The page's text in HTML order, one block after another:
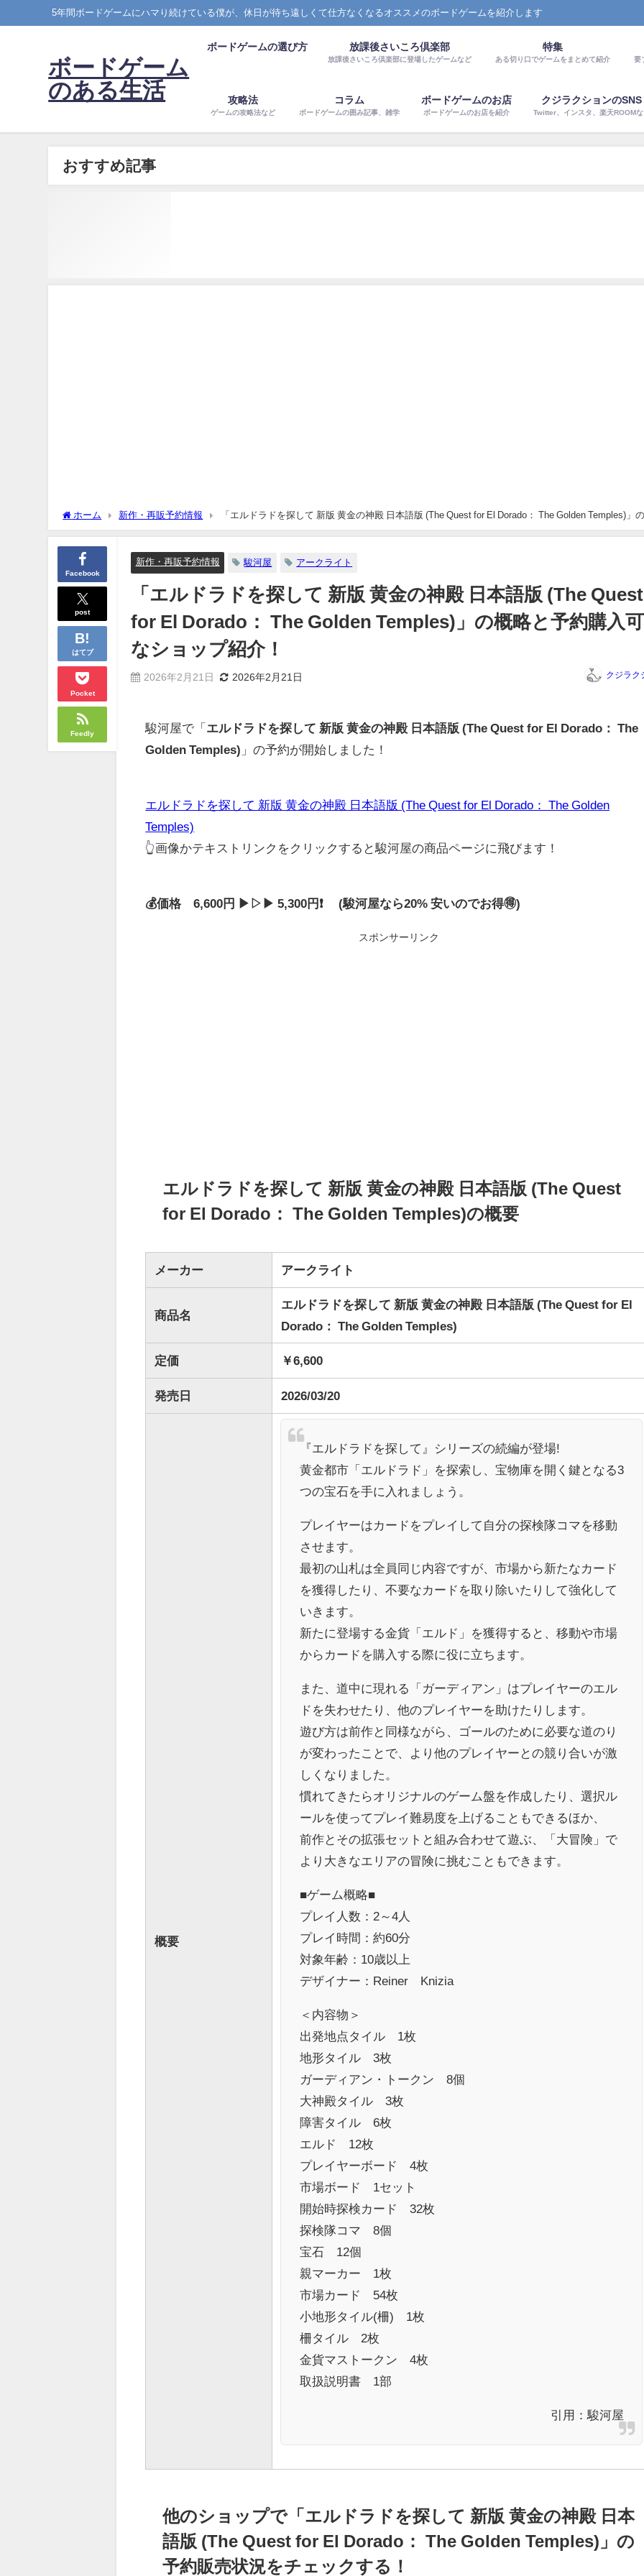
5年間ボードゲームにハマり続けている僕が、休日が待ち遠しくて仕方なくなるオススメのボードゲームを紹介します
ボードゲーム
のある生活
ボードゲームの選び方 放課後さいころ倶楽部
放課後さいころ倶楽部に登場したゲームなど
特集
ある切り口でゲームをまとめて紹介 要
攻略法
ゲームの攻略法など
コラム
ボードゲームの囲み記事、雑学
ボードゲームのお店
ボードゲームのお店を紹介
クジラクションのSNS
Twitter、インスタ、楽天ROOM
おすすめ記事
ホーム 新作・再販予約情報
「エルドラドを探して 新版 黄金の神殿 日本語版 (The Quest for El Dorado： The Golden Temples)」
と予約購入可能なショップ紹介！
Facebook
post
はてブ
Pocket
Feedly
新作・再販予約情報 駿河屋 アークライト
「エルドラドを探して 新版 黄金の神殿 日本語版 (The Quest
for El Dorado： The Golden Temples)」の概略と予約購入
なショップ紹介！
2026年2月21日 2026年2月21日 クジラク
駿河屋で「 エルドラドを探して 新版 黄金の神殿 日本語版 (The Quest for El Dorado： The
Golden Temples) 」の予約が開始しました！
エルドラドを探して 新版 黄金の神殿 日本語版 (The Quest for El Dorado： The Golden
Temples)
👆画像かテキストリンクをクリックすると駿河屋の商品ページに飛びます！
💰価格 6,600円 ▶▷▶ 5,300円❗ (駿河屋なら20% 安いのでお得🉐)
スポンサーリンク
エルドラドを探して 新版 黄金の神殿 日本語版 (The Quest
for El Dorado： The Golden Temples)の概要
メーカー アークライト
商品名
エルドラドを探して 新版 黄金の神殿 日本語版 (The Quest for El
Dorado： The Golden Temples)
定価 ￥6,600
発売日 2026/03/20
概要
『エルドラドを探して』シリーズの続編が登場!
黄金都市「エルドラド」を探索し、宝物庫を開く鍵となる3
つの宝石を手に入れましょう。
プレイヤーはカードをプレイして自分の探検隊コマを移動
させます。
最初の山札は全員同じ内容ですが、市場から新たなカード
を獲得したり、不要なカードを取り除いたりして強化して
いきます。
新たに登場する金貨「エルド」を獲得すると、移動や市場
からカードを購入する際に役に立ちます。
また、道中に現れる「ガーディアン」はプレイヤーのエル
ドを失わせたり、他のプレイヤーを助けたりします。
遊び方は前作と同様ながら、ゴールのために必要な道のり
が変わったことで、より他のプレイヤーとの競り合いが激
しくなりました。
慣れてきたらオリジナルのゲーム盤を作成したり、選択ル
ールを使ってプレイ難易度を上げることもできるほか、
前作とその拡張セットと組み合わせて遊ぶ、「大冒険」で
より大きなエリアの冒険に挑むこともできます。
■ゲーム概略■
プレイ人数：2～4人
プレイ時間：約60分
対象年齢：10歳以上
デザイナー：Reiner Knizia
＜内容物＞
出発地点タイル 1枚
地形タイル 3枚
ガーディアン・トークン 8個
大神殿タイル 3枚
障害タイル 6枚
エルド 12枚
プレイヤーボード 4枚
市場ボード 1セット
開始時探検カード 32枚
探検隊コマ 8個
宝石 12個
親マーカー 1枚
市場カード 54枚
小地形タイル(柵) 1枚
柵タイル 2枚
金貨マストークン 4枚
取扱説明書 1部
引用： 駿河屋
他のショップで「エルドラドを探して 新版 黄金の神殿 日本
語版 (The Quest for El Dorado： The Golden Temples)」の
予約販売状況をチェックする！